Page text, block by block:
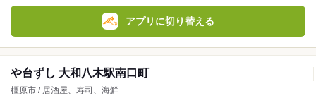
アプリに切り替える
や台ずし 大和八木駅南口町
橿原市 / 居酒屋、寿司、海鮮